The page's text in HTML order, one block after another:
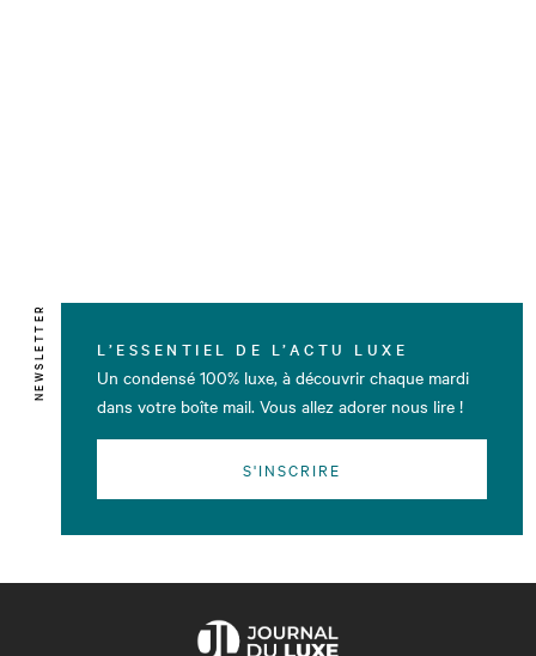
NEWSLETTER L’ESSENTIEL DE L’ACTU LUXE
Un condensé 100% luxe, à découvrir chaque mardi
dans votre boîte mail. Vous allez adorer nous lire !
S'INSCRIRE